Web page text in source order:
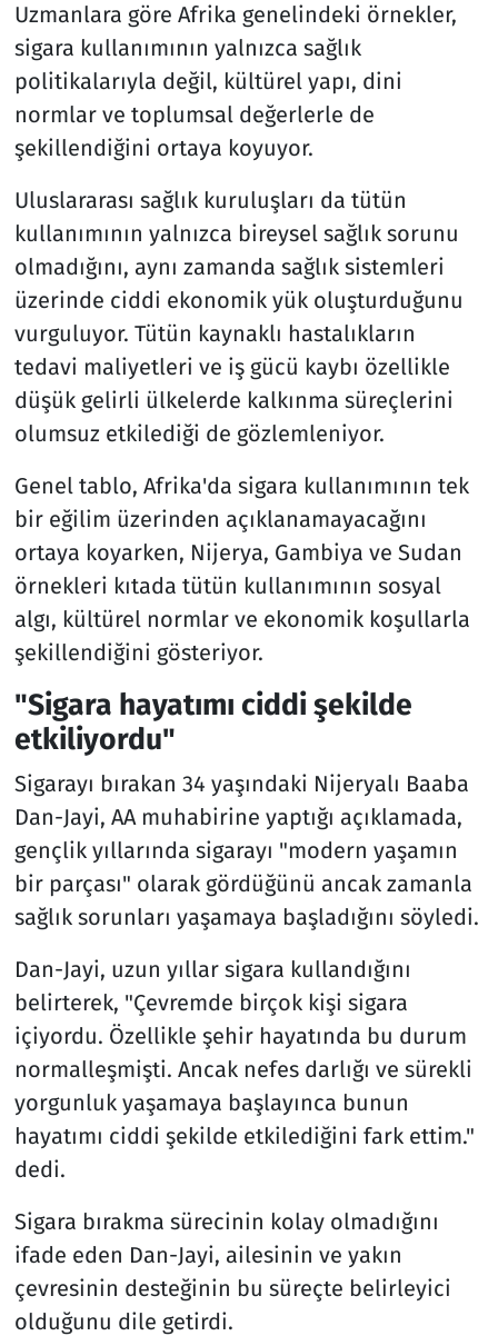
Uzmanlara göre Afrika genelindeki örnekler,
sigara kullanımının yalnızca sağlık
politikalarıyla değil, kültürel yapı, dini
normlar ve toplumsal değerlerle de
şekillendiğini ortaya koyuyor.
Uluslararası sağlık kuruluşları da tütün
kullanımının yalnızca bireysel sağlık sorunu
olmadığını, aynı zamanda sağlık sistemleri
üzerinde ciddi ekonomik yük oluşturduğunu
vurguluyor. Tütün kaynaklı hastalıkların
tedavi maliyetleri ve iş gücü kaybı özellikle
düşük gelirli ülkelerde kalkınma süreçlerini
olumsuz etkilediği de gözlemleniyor.
Genel tablo, Afrika'da sigara kullanımının tek
bir eğilim üzerinden açıklanamayacağını
ortaya koyarken, Nijerya, Gambiya ve Sudan
örnekleri kıtada tütün kullanımının sosyal
algı, kültürel normlar ve ekonomik koşullarla
şekillendiğini gösteriyor.
"Sigara hayatımı ciddi şekilde
etkiliyordu"
Sigarayı bırakan 34 yaşındaki Nijeryalı Baaba
Dan-Jayi, AA muhabirine yaptığı açıklamada,
gençlik yıllarında sigarayı "modern yaşamın
bir parçası" olarak gördüğünü ancak zamanla
sağlık sorunları yaşamaya başladığını söyledi.
Dan-Jayi, uzun yıllar sigara kullandığını
belirterek, "Çevremde birçok kişi sigara
içiyordu. Özellikle şehir hayatında bu durum
normalleşmişti. Ancak nefes darlığı ve sürekli
yorgunluk yaşamaya başlayınca bunun
hayatımı ciddi şekilde etkilediğini fark ettim."
dedi.
Sigara bırakma sürecinin kolay olmadığını
ifade eden Dan-Jayi, ailesinin ve yakın
çevresinin desteğinin bu süreçte belirleyici
olduğunu dile getirdi.